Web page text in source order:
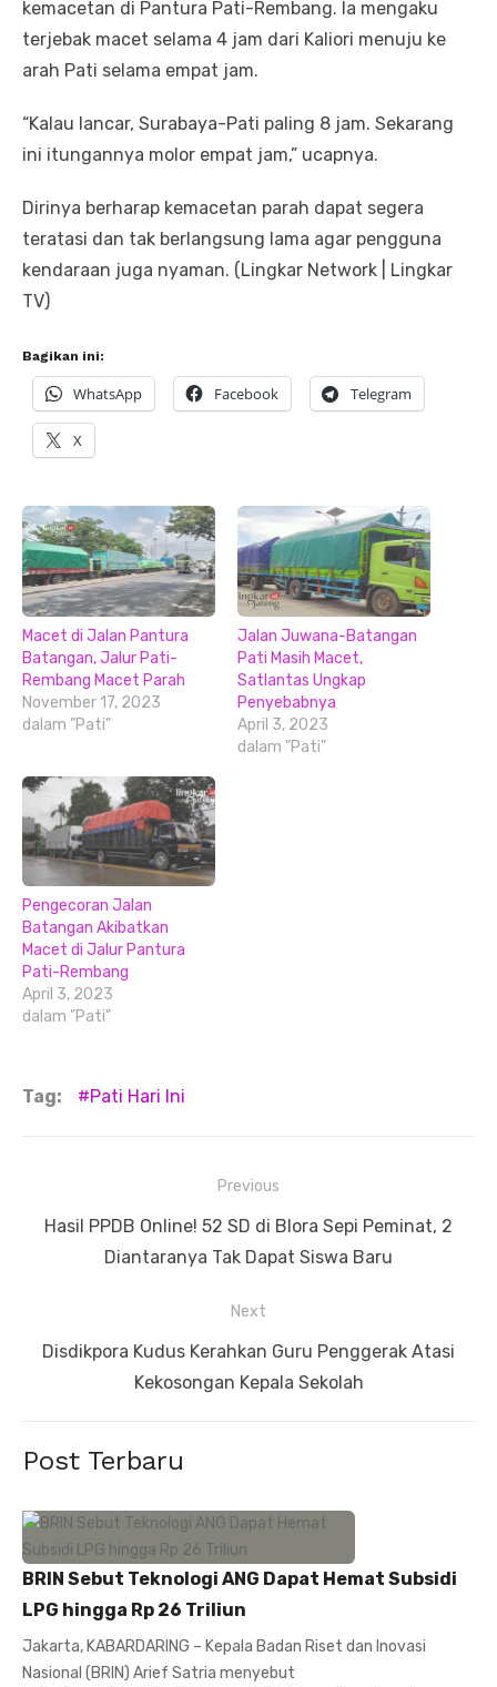
kemacetan di Pantura Pati-Rembang. Ia mengaku
terjebak macet selama 4 jam dari Kaliori menuju ke
arah Pati selama empat jam.
“Kalau lancar, Surabaya-Pati paling 8 jam. Sekarang
ini itungannya molor empat jam,” ucapnya.
Dirinya berharap kemacetan parah dapat segera
teratasi dan tak berlangsung lama agar pengguna
kendaraan juga nyaman. (Lingkar Network | Lingkar
TV)
Bagikan ini:
WhatsApp Facebook Telegram
X
Macet di Jalan Pantura
Batangan, Jalur Pati-
Rembang Macet Parah
November 17, 2023
dalam "Pati"
Jalan Juwana-Batangan
Pati Masih Macet,
Satlantas Ungkap
Penyebabnya
April 3, 2023
dalam "Pati"
Pengecoran Jalan
Batangan Akibatkan
Macet di Jalur Pantura
Pati-Rembang
April 3, 2023
dalam "Pati"
Tag: Pati Hari Ini
pos
Previous
Previous
Hasil PPDB Online! 52 SD di Blora Sepi Peminat, 2
Diantaranya Tak Dapat Siswa Baru
Next
Next
Disdikpora Kudus Kerahkan Guru Penggerak Atasi
Kekosongan Kepala Sekolah
Post Terbaru
BRIN Sebut Teknologi ANG Dapat Hemat Subsidi
LPG hingga Rp 26 Triliun
Jakarta, KABARDARING – Kepala Badan Riset dan Inovasi
Nasional (BRIN) Arief Satria menyebut